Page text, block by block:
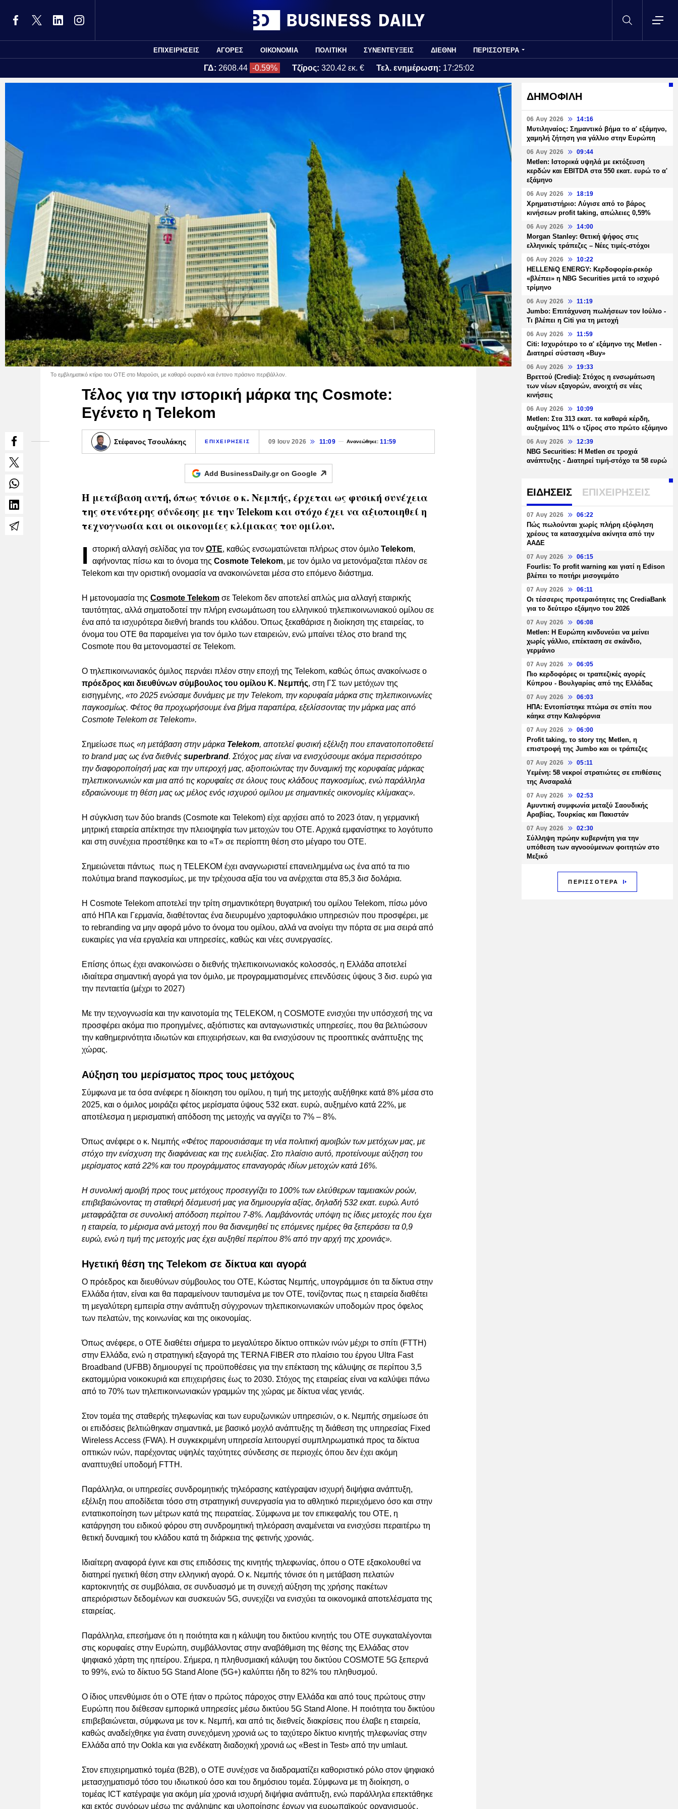
ΕΠΙΧΕΙΡΗΣΕΙΣ ΑΓΟΡΕΣ ΟΙΚΟΝΟΜΙΑ ΠΟΛΙΤΙΚΗ ΣΥΝΕΝΤΕΥΞΕΙΣ ΔΙΕΘΝΗ ΠΕΡΙΣΣΟΤΕΡΑ
ΓΔ: 2608.44 -0.59% Τζίρος: 320.42 εκ. € Τελ. ενημέρωση: 17:25:02
Το εμβληματικό κτίριο του ΟΤΕ στο Μαρούσι, με καθαρό ουρανό και έντονο πράσινο περιβάλλον.
Τέλος για την ιστορική μάρκα της Cosmote:
Εγένετο η Telekom
Στέφανος Τσουλάκης ΕΠΙΧΕΙΡΗΣΕΙΣ 09 Ιουν 2026 11:09 Ανανεώθηκε:11:59
Add BusinessDaily.gr on Google
Η μετάβαση αυτή, όπως τόνισε ο κ. Νεμπής, έρχεται ως φυσική συνέχεια
της στενότερης σύνδεσης με την Telekom και στόχο έχει να αξιοποιηθεί η
τεχνογνωσία και οι οικονομίες κλίμακας του ομίλου.
Ι στορική αλλαγή σελίδας για τον ΟΤΕ, καθώς ενσωματώνεται πλήρως στον όμιλο Telekom,
αφήνοντας πίσω και το όνομα της Cosmote Telekom, με τον όμιλο να μετονόμαζεται πλέον σε
Telekom και την οριστική ονομασία να ανακοινώνεται μέσα στο επόμενο διάστημα.
Η μετονομασία της Cosmote Telekom σε Telekom δεν αποτελεί απλώς μια αλλαγή εταιρικής
ταυτότητας, αλλά σηματοδοτεί την πλήρη ενσωμάτωση του ελληνικού τηλεπικοινωνιακού ομίλου σε
ένα από τα ισχυρότερα διεθνή brands του κλάδου. Όπως ξεκαθάρισε η διοίκηση της εταιρείας, το
όνομα του ΟΤΕ θα παραμείνει για τον όμιλο των εταιρειών, ενώ μπαίνει τέλος στο brand της
Cosmote που θα μετονομαστεί σε Telekom.
Ο τηλεπικοινωνιακός όμιλος περνάει πλέον στην εποχή της Telekom, καθώς όπως ανακοίνωσε ο
πρόεδρος και διευθύνων σύμβουλος του ομίλου Κ. Νεμπής, στη ΓΣ των μετόχων της
εισηγμένης, «το 2025 ενώσαμε δυνάμεις με την Telekom, την κορυφαία μάρκα στις τηλεπικοινωνίες
παγκοσμίως. Φέτος θα προχωρήσουμε ένα βήμα παραπέρα, εξελίσσοντας την μάρκα μας από
Cosmote Telekom σε Telekom».
Σημείωσε πως «η μετάβαση στην μάρκα Telekom, αποτελεί φυσική εξέλιξη που επανατοποποθετεί
το brand μας ως ένα διεθνές superbrand. Στόχος μας είναι να ενισχύσουμε ακόμα περισσότερο
την διαφοροποίησή μας και την υπεροχή μας, αξιοποιώντας την δυναμική της κορυφαίας μάρκας
τηλεπικοινωνιών και μια από τις κορυφαίες σε όλους τους κλάδους παγκοσμίως, ενώ παράλληλα
εδραιώνουμε τη θέση μας ως μέλος ενός ισχυρού ομίλου με σημαντικές οικονομίες κλίμακας».
Η σύγκλιση των δύο brands (Cosmote και Telekom) είχε αρχίσει από το 2023 όταν, η γερμανική
μητρική εταιρεία απέκτησε την πλειοψηφία των μετοχών του ΟΤΕ. Αρχικά εμφανίστηκε το λογότυπο
και στη συνέχεια προστέθηκε και το «T» σε περίοπτη θέση στο μέγαρο του ΟΤΕ.
Σημειώνεται πάντως πως η TELEKOM έχει αναγνωριστεί επανειλημμένα ως ένα από τα πιο
πολύτιμα brand παγκοσμίως, με την τρέχουσα αξία του να ανέρχεται στα 85,3 δισ δολάρια.
Η Cosmote Telekom αποτελεί την τρίτη σημαντικότερη θυγατρική του ομίλου Telekom, πίσω μόνο
από ΗΠΑ και Γερμανία, διαθέτοντας ένα διευρυμένο χαρτοφυλάκιο υπηρεσιών που προσφέρει, με
το rebranding να μην αφορά μόνο το όνομα του ομίλου, αλλά να ανοίγει την πόρτα σε μια σειρά από
ευκαιρίες για νέα εργαλεία και υπηρεσίες, καθώς και νέες συνεργασίες.
Επίσης όπως έχει ανακοινώσει ο διεθνής τηλεπικοινωνιακός κολοσσός, η Ελλάδα αποτελεί
ιδιαίτερα σημαντική αγορά για τον όμιλο, με προγραμματισμένες επενδύσεις ύψους 3 δισ. ευρώ για
την πενταετία (μέχρι το 2027)
Με την τεχνογνωσία και την καινοτομία της TELEKOM, η COSMOTE ενισχύει την υπόσχεσή της να
προσφέρει ακόμα πιο προηγμένες, αξιόπιστες και ανταγωνιστικές υπηρεσίες, που θα βελτιώσουν
την καθημερινότητα ιδιωτών και επιχειρήσεων, και θα ενισχύσουν τις προοπτικές ανάπτυξης της
χώρας.
Αύξηση του μερίσματος προς τους μετόχους
Σύμφωνα με τα όσα ανέφερε η δίοικηση του ομίλου, η τιμή της μετοχής αυξήθηκε κατά 8% μέσα στο
2025, και ο όμιλος μοιράζει φέτος μερίσματα ύψους 532 εκατ. ευρώ, αυξημένο κατά 22%, με
αποτέλεσμα η μερισματική απόδοση της μετοχής να αγγίζει το 7% – 8%.
Όπως ανέφερε ο κ. Νεμπής «Φέτος παρουσιάσαμε τη νέα πολιτική αμοιβών των μετόχων μας, με
στόχο την ενίσχυση της διαφάνειας και της ευελιξίας. Στο πλαίσιο αυτό, προτείνουμε αύξηση του
μερίσματος κατά 22% και του προγράμματος επαναγοράς ιδίων μετοχών κατά 16%.
Η συνολική αμοιβή προς τους μετόχους προσεγγίζει το 100% των ελεύθερων ταμειακών ροών,
επιβεβαιώνοντας τη σταθερή δέσμευσή μας για δημιουργία αξίας, δηλαδή 532 εκατ. ευρώ. Αυτό
μεταφράζεται σε συνολική απόδοση περίπου 7-8%. Λαμβάνοντάς υπόψη τις ίδιες μετοχές που έχει
η εταιρεία, το μέρισμα ανά μετοχή που θα διανεμηθεί τις επόμενες ημέρες θα ξεπεράσει τα 0,9
ευρώ, ενώ η τιμή της μετοχής μας έχει αυξηθεί περίπου 8% από την αρχή της χρονιάς».
Ηγετική θέση της Telekom σε δίκτυα και αγορά
Ο πρόεδρος και διευθύνων σύμβουλος του ΟΤΕ, Κώστας Νεμπής, υπογράμμισε ότι τα δίκτυα στην
Ελλάδα ήταν, είναι και θα παραμείνουν ταυτισμένα με τον ΟΤΕ, τονίζοντας πως η εταιρεία διαθέτει
τη μεγαλύτερη εμπειρία στην ανάπτυξη σύγχρονων τηλεπικοινωνιακών υποδομών προς όφελος
των πελατών, της κοινωνίας και της οικονομίας.
Όπως ανέφερε, ο ΟΤΕ διαθέτει σήμερα το μεγαλύτερο δίκτυο οπτικών ινών μέχρι το σπίτι (FTTH)
στην Ελλάδα, ενώ η στρατηγική εξαγορά της TERNA FIBER στο πλαίσιο του έργου Ultra Fast
Broadband (UFBB) δημιουργεί τις προϋποθέσεις για την επέκταση της κάλυψης σε περίπου 3,5
εκατομμύρια νοικοκυριά και επιχειρήσεις έως το 2030. Στόχος της εταιρείας είναι να καλύψει πάνω
από το 70% των τηλεπικοινωνιακών γραμμών της χώρας με δίκτυα νέας γενιάς.
Στον τομέα της σταθερής τηλεφωνίας και των ευρυζωνικών υπηρεσιών, ο κ. Νεμπής σημείωσε ότι
οι επιδόσεις βελτιώθηκαν σημαντικά, με βασικό μοχλό ανάπτυξης τη διάθεση της υπηρεσίας Fixed
Wireless Access (FWA). Η συγκεκριμένη υπηρεσία λειτουργεί συμπληρωματικά προς τα δίκτυα
οπτικών ινών, παρέχοντας υψηλές ταχύτητες σύνδεσης σε περιοχές όπου δεν έχει ακόμη
αναπτυχθεί υποδομή FTTH.
Παράλληλα, οι υπηρεσίες συνδρομητικής τηλεόρασης κατέγραψαν ισχυρή διψήφια ανάπτυξη,
εξέλιξη που αποδίδεται τόσο στη στρατηγική συνεργασία για το αθλητικό περιεχόμενο όσο και στην
εντατικοποίηση των μέτρων κατά της πειρατείας. Σύμφωνα με τον επικεφαλής του ΟΤΕ, η
κατάργηση του ειδικού φόρου στη συνδρομητική τηλεόραση αναμένεται να ενισχύσει περαιτέρω τη
θετική δυναμική του κλάδου κατά τη διάρκεια της φετινής χρονιάς.
Ιδιαίτερη αναφορά έγινε και στις επιδόσεις της κινητής τηλεφωνίας, όπου ο ΟΤΕ εξακολουθεί να
διατηρεί ηγετική θέση στην ελληνική αγορά. Ο κ. Νεμπής τόνισε ότι η μετάβαση πελατών
καρτοκινητής σε συμβόλαια, σε συνδυασμό με τη συνεχή αύξηση της χρήσης πακέτων
απεριόριστων δεδομένων και συσκευών 5G, συνεχίζει να ενισχύει τα οικονομικά αποτελέσματα της
εταιρείας.
Παράλληλα, επεσήμανε ότι η ποιότητα και η κάλυψη του δικτύου κινητής του ΟΤΕ συγκαταλέγονται
στις κορυφαίες στην Ευρώπη, συμβάλλοντας στην αναβάθμιση της θέσης της Ελλάδας στον
ψηφιακό χάρτη της ηπείρου. Σήμερα, η πληθυσμιακή κάλυψη του δικτύου COSMOTE 5G ξεπερνά
το 99%, ενώ το δίκτυο 5G Stand Alone (5G+) καλύπτει ήδη το 82% του πληθυσμού.
Ο ίδιος υπενθύμισε ότι ο ΟΤΕ ήταν ο πρώτος πάροχος στην Ελλάδα και από τους πρώτους στην
Ευρώπη που διέθεσαν εμπορικά υπηρεσίες μέσω δικτύου 5G Stand Alone. Η ποιότητα του δικτύου
επιβεβαιώνεται, σύμφωνα με τον κ. Νεμπή, και από τις διεθνείς διακρίσεις που έλαβε η εταιρεία,
καθώς αναδείχθηκε για ένατη συνεχόμενη χρονιά ως το ταχύτερο δίκτυο κινητής τηλεφωνίας στην
Ελλάδα από την Ookla και για ενδέκατη διαδοχική χρονιά ως «Best in Test» από την umlaut.
Στον επιχειρηματικό τομέα (B2B), ο ΟΤΕ συνέχισε να διαδραματίζει καθοριστικό ρόλο στον ψηφιακό
μετασχηματισμό τόσο του ιδιωτικού όσο και του δημόσιου τομέα. Σύμφωνα με τη διοίκηση, ο
τομέας ICT κατέγραψε για ακόμη μία χρονιά ισχυρή διψήφια ανάπτυξη, ενώ παράλληλα επεκτάθηκε
και εκτός συνόρων μέσω της ανάληψης και υλοποίησης έργων για ευρωπαϊκούς οργανισμούς.
ΔΗΜΟΦΙΛΗ
06 Αυγ 2026 14:16
Μυτιληναίος: Σημαντικό βήμα το α' εξάμηνο,
χαμηλή ζήτηση για γάλλιο στην Ευρώπη
06 Αυγ 2026 09:44
Metlen: Ιστορικά υψηλά με εκτόξευση
κερδών και EBITDA στα 550 εκατ. ευρώ το α'
εξάμηνο
06 Αυγ 2026 18:19
Χρηματιστήριο: Λύγισε από το βάρος
κινήσεων profit taking, απώλειες 0,59%
06 Αυγ 2026 14:00
Morgan Stanley: Θετική ψήφος στις
ελληνικές τράπεζες – Νέες τιμές-στόχοι
06 Αυγ 2026 10:22
HELLENiQ ENERGY: Κερδοφορία-ρεκόρ
«βλέπει» η NBG Securities μετά το ισχυρό
τρίμηνο
06 Αυγ 2026 11:19
Jumbo: Επιτάχυνση πωλήσεων τον Ιούλιο -
Τι βλέπει η Citi για τη μετοχή
06 Αυγ 2026 11:59
Citi: Ισχυρότερο το α' εξάμηνο της Metlen -
Διατηρεί σύσταση «Buy»
06 Αυγ 2026 19:33
Βρεττού (Credia): Στόχος η ενσωμάτωση
των νέων εξαγορών, ανοιχτή σε νέες
κινήσεις
06 Αυγ 2026 10:09
Metlen: Στα 313 εκατ. τα καθαρά κέρδη,
αυξημένος 11% ο τζίρος στο πρώτο εξάμηνο
06 Αυγ 2026 12:39
NBG Securities: Η Metlen σε τροχιά
ανάπτυξης - Διατηρεί τιμή-στόχο τα 58 ευρώ
ΕΙΔΗΣΕΙΣ ΕΠΙΧΕΙΡΗΣΕΙΣ
07 Αυγ 2026 06:22
Πώς πωλούνται χωρίς πλήρη εξόφληση
χρέους τα κατασχεμένα ακίνητα από την
ΑΑΔΕ
07 Αυγ 2026 06:15
Fourlis: Το profit warning και γιατί η Edison
βλέπει το ποτήρι μισογεμάτο
07 Αυγ 2026 06:11
Οι τέσσερις προτεραιότητες της CrediaBank
για το δεύτερο εξάμηνο του 2026
07 Αυγ 2026 06:08
Metlen: Η Ευρώπη κινδυνεύει να μείνει
χωρίς γάλλιο, επέκταση σε σκάνδιο,
γερμάνιο
07 Αυγ 2026 06:05
Πιο κερδοφόρες οι τραπεζικές αγορές
Κύπρου - Βουλγαρίας από της Ελλάδας
07 Αυγ 2026 06:03
ΗΠΑ: Εντοπίστηκε πτώμα σε σπίτι που
κάηκε στην Καλιφόρνια
07 Αυγ 2026 06:00
Profit taking, το story της Metlen, η
επιστροφή της Jumbo και οι τράπεζες
07 Αυγ 2026 05:11
Υεμένη: 58 νεκροί στρατιώτες σε επιθέσεις
της Ανσαραλά
07 Αυγ 2026 02:53
Αμυντική συμφωνία μεταξύ Σαουδικής
Αραβίας, Τουρκίας και Πακιστάν
07 Αυγ 2026 02:30
Σύλληψη πρώην κυβερνήτη για την
υπόθεση των αγνοούμενων φοιτητών στο
Μεξικό
ΠΕΡΙΣΣΟΤΕΡΑ